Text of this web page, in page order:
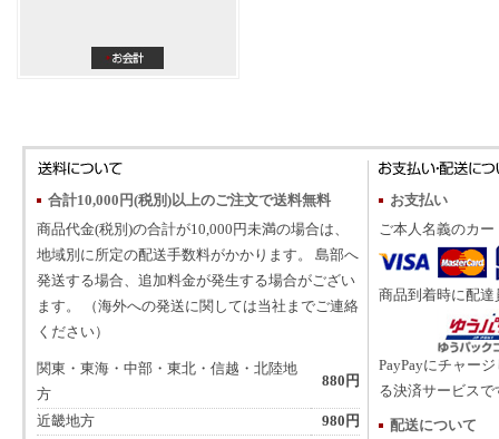
合計10,000円(税別)以上のご注文で送料無料
商品代金(税別)の合計が10,000円未満の場合は、
地域別に所定の配送手数料がかかります。 島部へ
発送する場合、追加料金が発生する場合がござい
ます。 （海外への発送に関しては当社までご連絡
ください）
関東・東海・中部・東北・信越・北陸地
方
880円
近畿地方
980円
お支払い
ご本人名義のカ
商品到着時に配
PayPayにチャー
る決済サービスで
配送について